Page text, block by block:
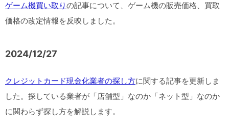
ゲーム機買い取りの記事について、ゲーム機の販売価格、買取
価格の改定情報を反映しました。
2024/12/27
クレジットカード現金化業者の探し方に関する記事を更新しま
した。探している業者が「店舗型」なのか「ネット型」なのか
に関わらず探し方を解説します。